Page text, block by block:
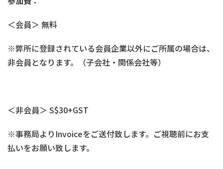
＜会員＞ 無料
※弊所に登録されている会員企業以外にご所属の場合は、
非会員となります。（子会社・関係会社等）
＜非会員＞ S$30+GST
※事務局よりInvoiceをご送付致します。ご視聴前にお支
払いをお願い致します。